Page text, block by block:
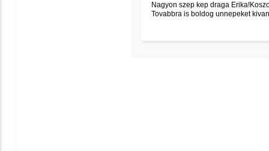
Nagyon szep kep draga
Tovabbra is boldog unnepeket